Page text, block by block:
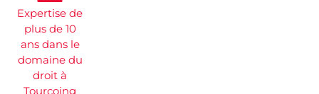
Expertise de
plus de 10
ans dans le
domaine du
droit à
Tourcoing